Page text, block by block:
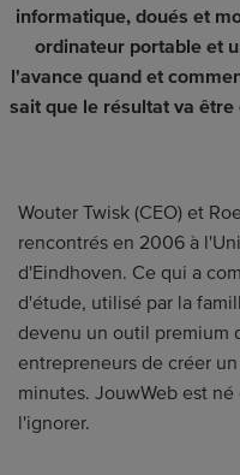
informatique, doués et
ordinateur portable et
l'avance quand et
sait que le résultat va
Wouter Twisk (CEO) et
rencontrés en 2006 à
d'Eindhoven. Ce qui a
d'étude, utilisé par la
devenu un outil premium
entrepreneurs de créer
minutes. JouwWeb est
l'ignorer.